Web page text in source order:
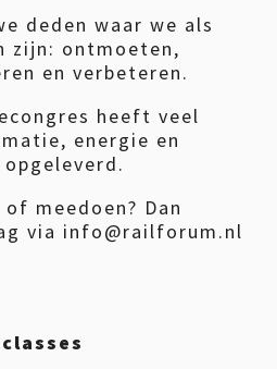
deden waar we als
zijn: ontmoeten,
en verbeteren.
heeft veel
energie en
meedoen? Dan
via info@railforum.nl